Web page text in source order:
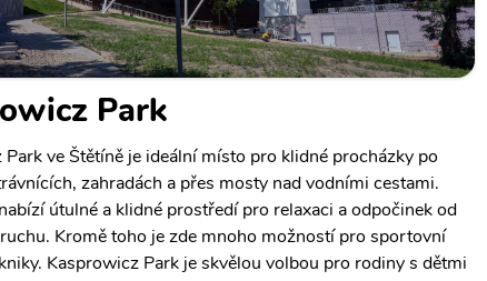
Park
ve Štětíně je ideální místo pro klidné procházky po
zahradách a přes mosty nad vodními cestami.
útulné a klidné prostředí pro relaxaci a odpočinek od
Kromě toho je zde mnoho možností pro sportovní
Kasprowicz Park je skvělou volbou pro rodiny s dětmi